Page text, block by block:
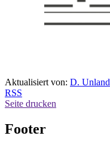
Aktualisiert von: D. Unland
RSS
Seite drucken
Footer